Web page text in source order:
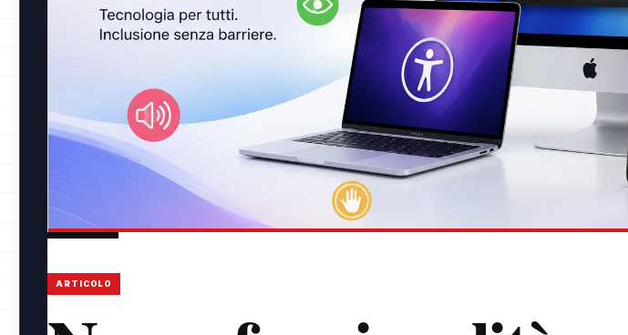
ARTICOLO